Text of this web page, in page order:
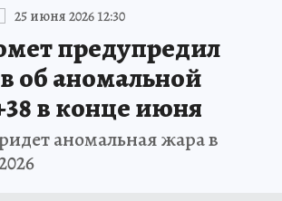
25 июня 2026 12:30
предупредил
об аномальной
в конце июня
аномальная жара в